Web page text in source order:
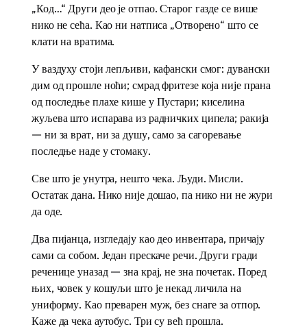
„Код…“ Други део је отпао. Старог газде се више
нико не сећа. Као ни натписа „Отворено“ што се
клати на вратима.
У ваздуху стоји лепљиви, кафански смог: дувански
дим од прошле ноћи; смрад фритезе која није прана
од последње плахе кише у Пустари; киселина
жуљева што испарава из радничких ципела; ракија
— ни за врат, ни за душу, само за сагоревање
последње наде у стомаку.
Све што је унутра, нешто чека. Људи. Мисли.
Остатак дана. Нико није дошао, па нико ни не жури
да оде.
Два пијанца, изгледају као део инвентара, причају
сами са собом. Један прескаче речи. Други гради
реченице уназад — зна крај, не зна почетак. Поред
њих, човек у кошуљи што је некад личила на
униформу. Као преварен муж, без снаге за отпор.
Каже да чека аутобус. Три су већ прошла.